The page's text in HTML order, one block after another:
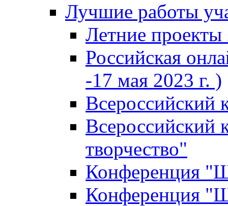
Лучшие работы
Летние проекты
Российская
-17 мая 2023 г. )
Всероссийский
Всероссийский
творчество"
Конференция
Конференция